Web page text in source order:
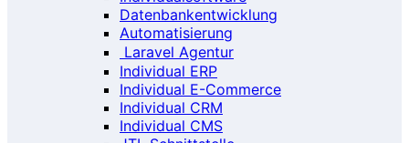
Datenbankentwicklung
Automatisierung
Laravel Agentur
Individual ERP
Individual E-Commerce
Individual CRM
Individual CMS